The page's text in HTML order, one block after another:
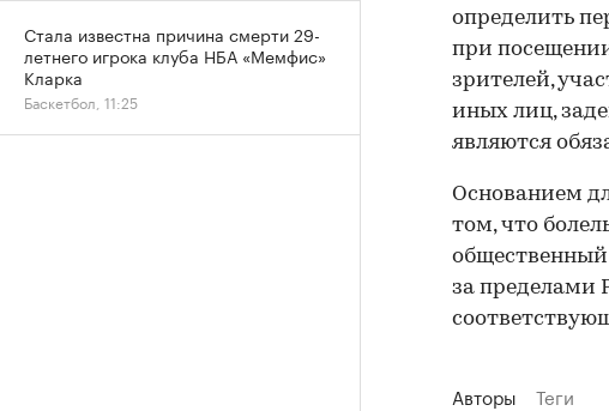
определить
при
зрителей,
иных лиц,
являются
Основанием
том, что
за пределами
Авторы Теги
Стала известна причина смерти 29-
летнего игрока клуба НБА «Мемфис»
Кларка
Баскетбол, 11:25